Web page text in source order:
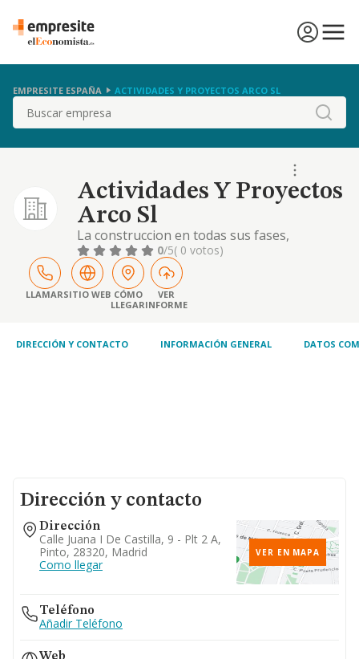
EMPRESITE ESPAÑA ACTIVIDADES Y PROYECTOS ARCO SL
Buscar
Actividades Y Proyectos
Arco Sl
La construccion en todas sus fases,
promocion; urbanizacion y comercializacion
de todo tipo de inmuebles, tanto rusticos
como urbanos y de terrenos
0/5( 0 votos)
LLAMARSITIO WEB CÓMO
LLEGAR
VER
INFORME
DIRECCIÓN Y CONTACTO INFORMACIÓN GENERAL DATOS
Dirección y contacto
Dirección
Calle Juana I De Castilla, 9 - Plt 2 A,
Pinto, 28320, Madrid
Como llegar
VER EN MAPA
Teléfono
Añadir Teléfono